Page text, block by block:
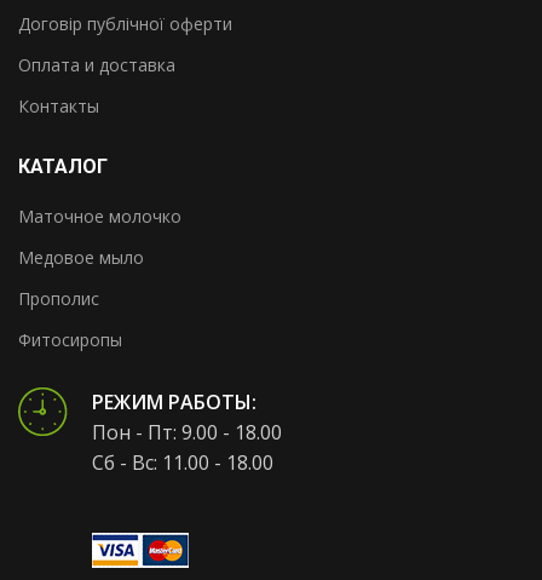
Договір публічної оферти
Оплата и доставка
Контакты
КАТАЛОГ
Маточное молочко
Медовое мыло
Прополис
Фитосиропы
РЕЖИМ РАБОТЫ:
Пон - Пт: 9.00 - 18.00
Сб - Вс: 11.00 - 18.00